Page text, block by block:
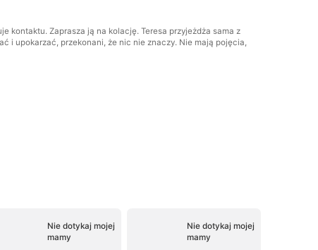
kontaktu. Zaprasza ją na kolację. Teresa przyjeżdża sama z
i upokarzać, przekonani, że nic nie znaczy. Nie mają pojęcia,
Nie dotykaj mojej
mamy
Nie dotykaj mojej
mamy